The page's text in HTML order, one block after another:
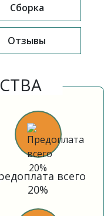
Сборка
Отзывы
всего
20%